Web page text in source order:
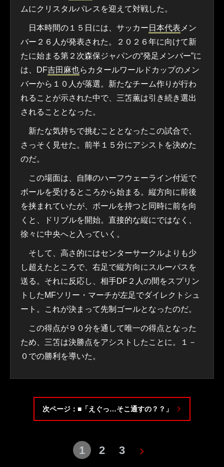
ムにクリスタルパレスを迎えて対戦した。
日本時間の１５日には、サッカー 日本代表 メン
バー２６人が発表された。２０２６年に向けて新
たに始まる第２次森保ジャパンの“発足メンバー”に
は、DF吉田麻也らカタールワールドカップのメン
バーから１０人が落選。新たなチーム作りが行わ
れることが示された中で、三笘薫は引き続き選出
されることとなった。
新たな気持ちで挑むこととなったこの試合で、
さっそく見せた。前半１５分にアシストを決めた
のだ。
この場面は、自陣のハーフウェーライン付近で
ボールを受けるところから始まる。縦方向に前後
を挟まれていたが、ボールを持つと同時に前を向
くと、ドリブルを開始。直接的な縦にではなく、
徐々に中央へと入っていく。
そして、高さ的にはセンターサークルよりも少
し超えたところで、右足で縦方向にスルーパスを
送る。それに反応し、相手DF２人の間をスプリン
トしたMFソリー・マーチが左足でダイレクトシュ
ート。これが決まって先制ゴールとなったのだ。
この得点が９０分を通して唯一の得点となった
ため、三笘は決勝点をアシストしたことに。１－
０での勝利を導いた。
次ページ：■「えぐっ…そこ通すの？？」
1 2 3